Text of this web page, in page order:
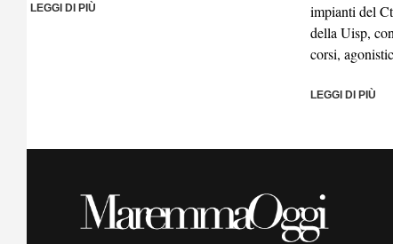
LEGGI DI PIÙ
impianti del
della Uisp,
corsi,
LEGGI DI PIÙ